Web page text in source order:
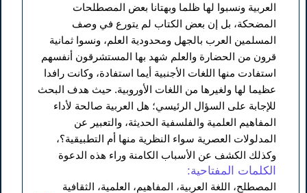
العربية ونسبوا لها ظلما وبهتانا بعض المصطلحات
المضحكة، بل إن بعض الكتاب لم يتورع في وصف
المسلمين العرب بالجهل ومحدودية العلم، ونسوا ثمانية
قرون من الحضارة والعلم شهد بها المستشرقون أنفسهم
استفادت منها اللغات الأجنبية أيما استفادة، وكانت رافدا
عظيما لها ولغيرها من اللغات الأوروبية. حيث هدف البحث
للإجابة على السؤال الرئيسي؛ هل العربية صالحة لأداء
المفاهيم العلمية والفلسفية الحديثة، والتعبير عن
المدلولات العصرية سواء النظرية منها أم التطبيقية؟،
وكذلك الكشف عن الأسباب الكامنة وراء هذه الدعوة
الكلمات المفتاحية:
المصطلح، اللغة العربية، المفاهيم، العلمية، الثقافية